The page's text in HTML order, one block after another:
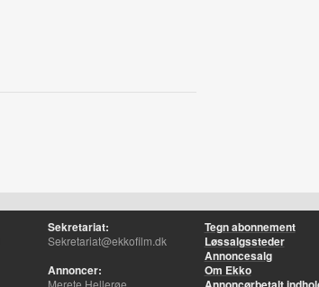
Sekretariat:
Sekretariat@ekkofilm.dk
Annoncer:
Merete Hellerøe
Tegn abonnement
Løssalgssteder
Annoncesalg
Om Ekko